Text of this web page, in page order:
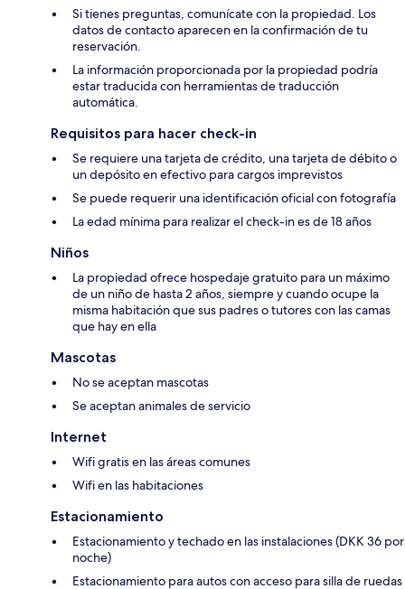
Si tienes preguntas, comunícate con la propiedad. Los
datos de contacto aparecen en la confirmación de tu
reservación.
La información proporcionada por la propiedad podría
estar traducida con herramientas de traducción
automática.
Requisitos para hacer check-in
Se requiere una tarjeta de crédito, una tarjeta de débito o
un depósito en efectivo para cargos imprevistos
Se puede requerir una identificación oficial con fotografía
La edad mínima para realizar el check-in es de 18 años
Niños
La propiedad ofrece hospedaje gratuito para un máximo
de un niño de hasta 2 años, siempre y cuando ocupe la
misma habitación que sus padres o tutores con las camas
que hay en ella
Mascotas
No se aceptan mascotas
Se aceptan animales de servicio
Internet
Wifi gratis en las áreas comunes
Wifi en las habitaciones
Estacionamiento
Estacionamiento y techado en las instalaciones (DKK 36 por
noche)
Estacionamiento para autos con acceso para silla de ruedas